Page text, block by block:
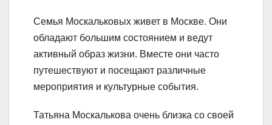
Семья Москальковых живет в Москве. Они
обладают большим состоянием и ведут
активный образ жизни. Вместе они часто
путешествуют и посещают различные
мероприятия и культурные события.
Татьяна Москалькова очень близка со своей